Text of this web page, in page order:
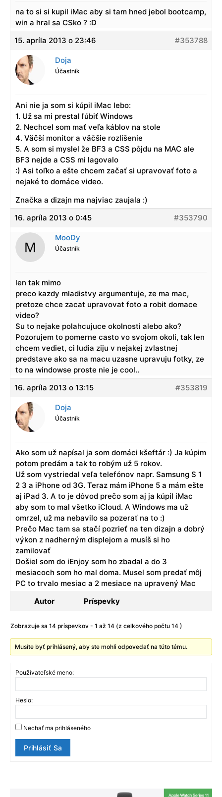
na to si si kupil iMac aby si tam hned jebol bootcamp,
win a hral sa CSko ? :D
15. apríla 2013 o 23:46
#353788
Doja
Účastník
Ani nie ja som si kúpil iMac lebo:
1. Už sa mi prestal ľúbiť Windows
2. Nechcel som mať veľa káblov na stole
4. Väčší monitor a väčšie rozlíšenie
5. A som si myslel že BF3 a CSS pôjdu na MAC ale
BF3 nejde a CSS mi lagovalo
:) Asi toľko a ešte chcem začať si upravovať foto a
nejaké to domáce video.
Značka a dizajn ma najviac zaujala :)
16. apríla 2013 o 0:45
#353790
MooDy
Účastník
len tak mimo
preco kazdy mladistvy argumentuje, ze ma mac,
pretoze chce zacat upravovat foto a robit domace
video?
Su to nejake polahcujuce okolnosti alebo ako?
Pozorujem to pomerne casto vo svojom okoli, tak len
chcem vediet, ci ludia ziju v nejakej zvlastnej
predstave ako sa na macu uzasne upravuju fotky, ze
to na windowse proste nie je cool..
16. apríla 2013 o 13:15
#353819
Doja
Účastník
Ako som už napísal ja som domáci kšeftár :) Ja kúpim
potom predám a tak to robým už 5 rokov.
Už som vystriedal veľa telefónov napr. Samsung S 1
2 3 a iPhone od 3G. Teraz mám iPhone 5 a mám ešte
aj iPad 3. A to je dôvod prečo som aj ja kúpil iMac
aby som to mal všetko iCloud. A Windows ma už
omrzel, už ma nebavilo sa pozerať na to :)
Prečo Mac tam sa stačí pozrieť na ten dizajn a dobrý
výkon z nadherným displejom a musíš si ho
zamilovať
Došiel som do iEnjoy som ho zbadal a do 3
mesiacoch som ho mal doma. Musel som predať môj
PC to trvalo mesiac a 2 mesiace na upravený Mac
Autor
Príspevky
Zobrazuje sa 14 príspevkov - 1 až 14 (z celkového počtu 14 )
Musíte byť prihlásený, aby ste mohli odpovedať na túto tému.
Používateľské meno:
Heslo:
Nechať ma prihláseného
Prihlásiť Sa